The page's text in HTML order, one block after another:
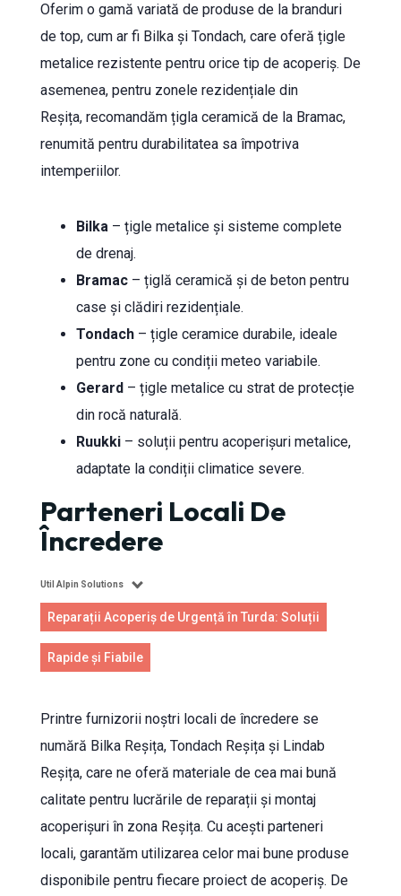
Oferim o gamă variată de produse de la branduri
de top, cum ar fi Bilka și Tondach, care oferă țigle
metalice rezistente pentru orice tip de acoperiș. De
asemenea, pentru zonele rezidențiale din
Reșița, recomandăm țigla ceramică de la Bramac,
renumită pentru durabilitatea sa împotriva
intemperiilor.
Bilka– țigle metalice și sisteme complete
de drenaj.
Bramac– țiglă ceramică și de beton pentru
case și clădiri rezidențiale.
Tondach– țigle ceramice durabile, ideale
pentru zone cu condiții meteo variabile.
Gerard – țigle metalice cu strat de protecție
din rocă naturală.
Ruukki– soluții pentru acoperișuri metalice,
adaptate la condiții climatice severe.
Parteneri Locali De
Încredere
Util Alpin Solutions
Reparații Acoperiș de Urgență în Turda: Soluții
Rapide și Fiabile
Printre furnizorii noștri locali de încredere se
numără Bilka Reșița, Tondach Reșița și Lindab
Reșița, care ne oferă materiale de cea mai bună
calitate pentru lucrările de reparații și montaj
acoperișuri în zona Reșița. Cu acești parteneri
locali, garantăm utilizarea celor mai bune produse
disponibile pentru fiecare proiect de acoperiș. De